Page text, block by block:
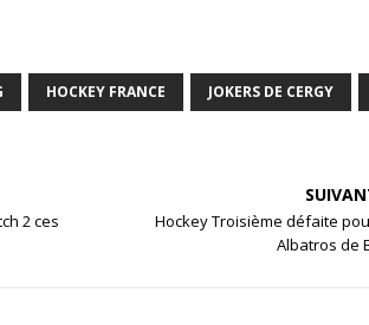
HOCKEY FRANCE JOKERS DE CERGY
2 ces
Hockey Troisième défaite
Albatros de